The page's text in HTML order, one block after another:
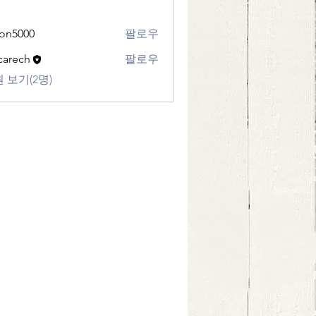
팔로우
팔로우
보기(2명)